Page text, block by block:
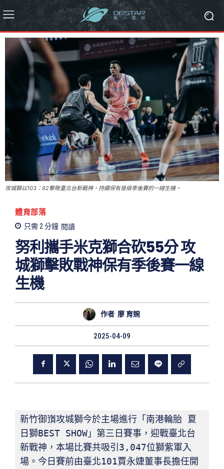
攻城獅以103：92擊敗臺北台新戰神，持續保有晉級季後賽的一線生機。
體育部落
只需 2分鐘 閱讀
努利攜手米克獅合砍55分 攻
城獅擊敗戰神保有季後賽一線
生機
作者 廖 育婉
2025-04-09
新竹御嵿攻城獅今於主場進行「南港輪胎 夏
日獅BEST SHOW」第三日賽事，迎戰臺北台
新戰神，本場比賽共吸引3,047位獅紫軍入
場。今日賽前由臺北101賈永婕董事長擔任開